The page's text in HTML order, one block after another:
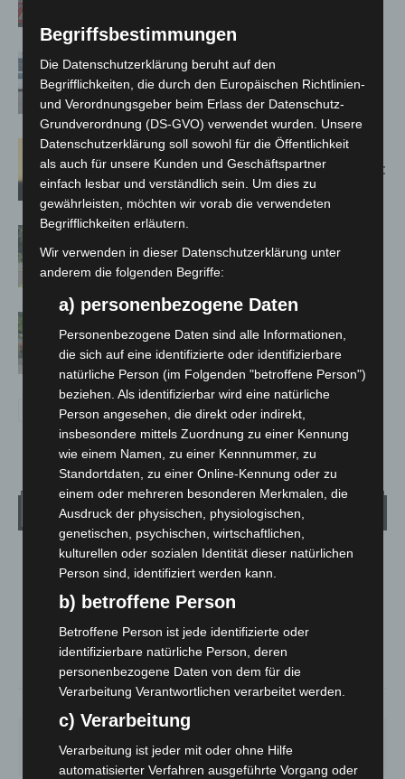
Niedersachsen: Feuerwehrkräfte
kehren nach Waldbrandeinsatz aus
Spanien zurück
Hannover: Erste Tigermücken-
Population in Niedersachsen entdeckt
Neuwarmbüchen schnell eingedämmt
Notfallsanitäter starten beim Roten
Kreuz
Wetter
LANGENHAGEN
24.3°
23.3
27° 34° 26° 23°
Begriffsbestimmungen
Die Datenschutzerklärung beruht auf den
Begrifflichkeiten, die durch den Europäischen Richtlinien-
und Verordnungsgeber beim Erlass der Datenschutz-
Grundverordnung (DS-GVO) verwendet wurden. Unsere
Datenschutzerklärung soll sowohl für die Öffentlichkeit
als auch für unsere Kunden und Geschäftspartner
einfach lesbar und verständlich sein. Um dies zu
gewährleisten, möchten wir vorab die verwendeten
Begrifflichkeiten erläutern.
Wir verwenden in dieser Datenschutzerklärung unter
anderem die folgenden Begriffe:
a) personenbezogene Daten
Personenbezogene Daten sind alle Informationen,
die sich auf eine identifizierte oder identifizierbare
natürliche Person (im Folgenden "betroffene Person")
beziehen. Als identifizierbar wird eine natürliche
Person angesehen, die direkt oder indirekt,
insbesondere mittels Zuordnung zu einer Kennung
wie einem Namen, zu einer Kennnummer, zu
Standortdaten, zu einer Online-Kennung oder zu
einem oder mehreren besonderen Merkmalen, die
Ausdruck der physischen, physiologischen,
genetischen, psychischen, wirtschaftlichen,
kulturellen oder sozialen Identität dieser natürlichen
Person sind, identifiziert werden kann.
b) betroffene Person
Betroffene Person ist jede identifizierte oder
identifizierbare natürliche Person, deren
personenbezogene Daten von dem für die
Verarbeitung Verantwortlichen verarbeitet werden.
c) Verarbeitung
Verarbeitung ist jeder mit oder ohne Hilfe
automatisierter Verfahren ausgeführte Vorgang oder